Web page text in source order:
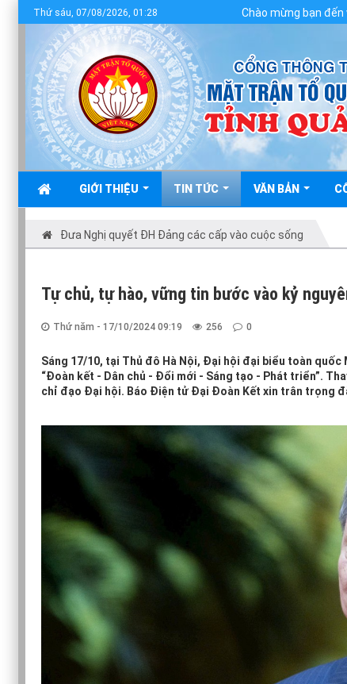
GIỚI THIỆU TIN TỨC VĂN BẢN
Thứ sáu, 07/08/2026, 01:28Chào mừng bạn đến với Cổng thông
Đưa Nghị quyết ĐH Đảng các cấp vào cuộc sống
Tự chủ, tự hào, vững tin bước vào kỷ
Thứ năm - 17/10/2024 09:19 256 0
Sáng 17/10, tại Thủ đô Hà Nội, Đại hội đại biểu toàn
“Đoàn kết - Dân chủ - Đổi mới - Sáng tạo - Phát triển”.
chỉ đạo Đại hội. Báo Điện tử Đại Đoàn Kết xin trân trọng